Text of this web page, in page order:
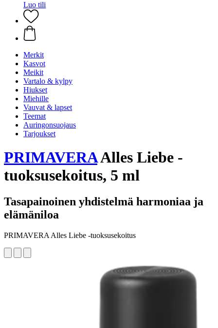
Luo tili
Merkit
Kasvot
Meikit
Vartalo & kylpy
Hiukset
Miehille
Vauvat & lapset
Teemat
Auringonsuojaus
Tarjoukset
PRIMAVERAAlles Liebe -
tuoksusekoitus, 5 ml
Tasapainoinen yhdistelmä harmoniaa ja
elämäniloa
PRIMAVERA Alles Liebe -tuoksusekoitus